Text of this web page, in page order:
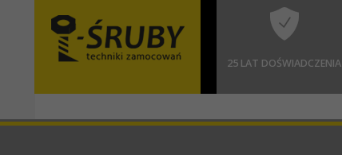
25 LAT DOŚWIADCZENIA